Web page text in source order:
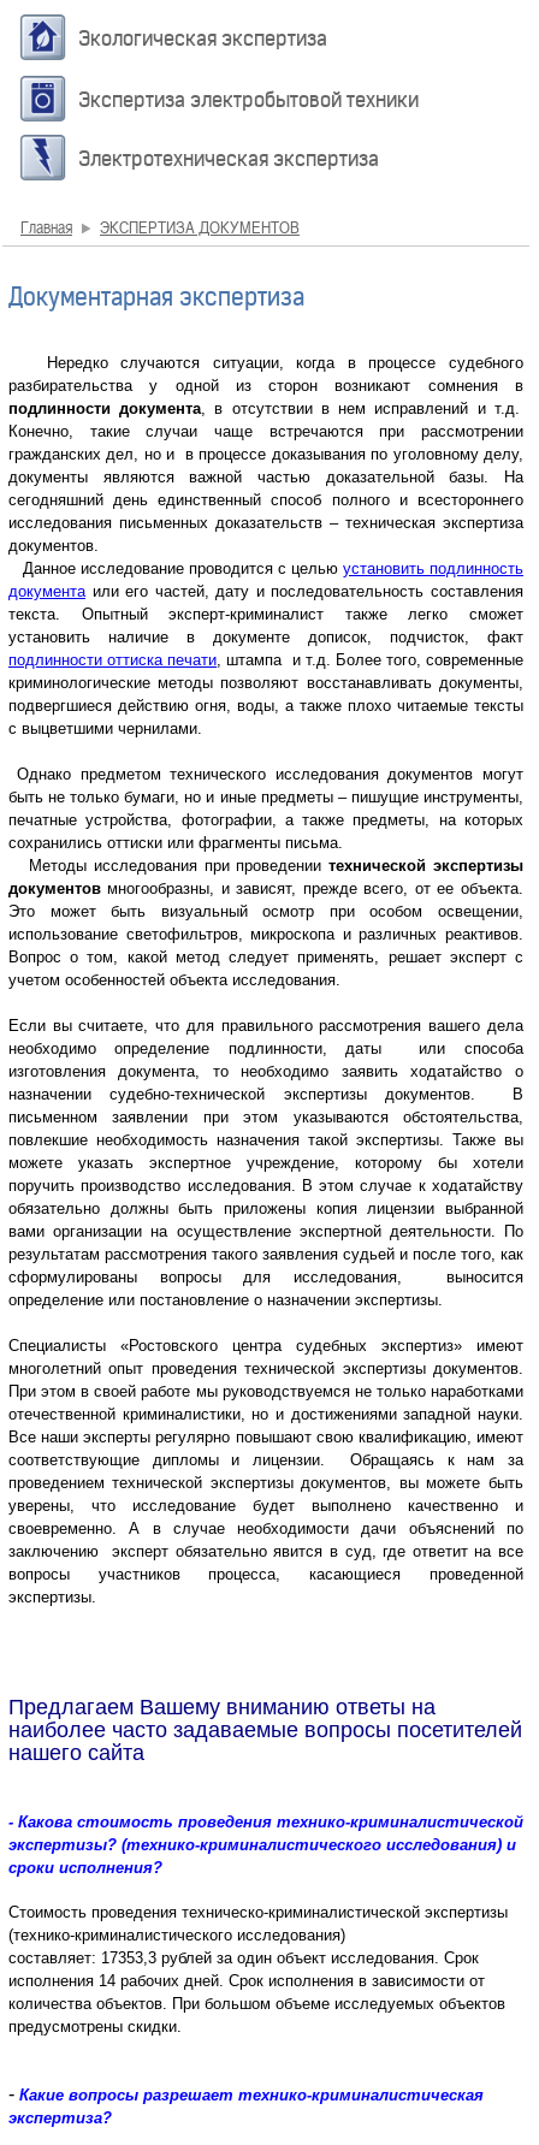
Экологическая экспертиза
Экспертиза электробытовой техники
Электротехническая экспертиза
Главная ЭКСПЕРТИЗА ДОКУМЕНТОВ
Документарная экспертиза
Нередко случаются ситуации, когда в процессе судебного
разбирательства у одной из сторон возникают сомнения в
подлинности документа, в отсутствии в нем исправлений и т.д.
Конечно, такие случаи чаще встречаются при рассмотрении
гражданских дел, но и в процессе доказывания по уголовному делу,
документы являются важной частью доказательной базы. На
сегодняшний день единственный способ полного и всестороннего
исследования письменных доказательств – техническая экспертиза
документов.
Данное исследование проводится с целью установить подлинность
документаили его частей, дату и последовательность составления
текста. Опытный эксперт-криминалист также легко сможет
установить наличие в документе дописок, подчисток, факт
подлинности оттиска печати, штампа и т.д. Более того, современные
криминологические методы позволяют восстанавливать документы,
подвергшиеся действию огня, воды, а также плохо читаемые тексты
с выцветшими чернилами.
Однако предметом технического исследования документов могут
быть не только бумаги, но и иные предметы – пишущие инструменты,
печатные устройства, фотографии, а также предметы, на которых
сохранились оттиски или фрагменты письма.
Методы исследования при проведениитехнической экспертизы
документов многообразны, и зависят, прежде всего, от ее объекта.
Это может быть визуальный осмотр при особом освещении,
использование светофильтров, микроскопа и различных реактивов.
Вопрос о том, какой метод следует применять, решает эксперт с
учетом особенностей объекта исследования.
Если вы считаете, что для правильного рассмотрения вашего дела
необходимо определение подлинности, даты или способа
изготовления документа, то необходимо заявить ходатайство о
назначении судебно-технической экспертизы документов. В
письменном заявлении при этом указываются обстоятельства,
повлекшие необходимость назначения такой экспертизы. Также вы
можете указать экспертное учреждение, которому бы хотели
поручить производство исследования. В этом случае к ходатайству
обязательно должны быть приложены копия лицензии выбранной
вами организации на осуществление экспертной деятельности. По
результатам рассмотрения такого заявления судьей и после того, как
сформулированы вопросы для исследования, выносится
определение или постановление о назначении экспертизы.
Специалисты «Ростовского центра судебных экспертиз» имеют
многолетний опыт проведения технической экспертизы документов.
При этом в своей работе мы руководствуемся не только наработками
отечественной криминалистики, но и достижениями западной науки.
Все наши эксперты регулярно повышают свою квалификацию, имеют
соответствующие дипломы и лицензии. Обращаясь к нам за
проведением технической экспертизы документов, вы можете быть
уверены, что исследование будет выполнено качественно и
своевременно. А в случае необходимости дачи объяснений по
заключению эксперт обязательно явится в суд, где ответит на все
вопросы участников процесса, касающиеся проведенной
экспертизы.
Предлагаем Вашему вниманию ответы на
наиболее часто задаваемые вопросы посетителей
нашего сайта
- Какова стоимость проведения технико-криминалистической
экспертизы? (технико-криминалистического исследования) и
сроки исполнения?
Стоимость проведения техническо-криминалистической экспертизы
(технико-криминалистического исследования)
составляет: 17353,3 рублей за один объект исследования. Срок
исполнения 14 рабочих дней. Срок исполнения в зависимости от
количества объектов. При большом объеме исследуемых объектов
предусмотрены скидки.
- Какие вопросы разрешает технико-криминалистическая
экспертиза?